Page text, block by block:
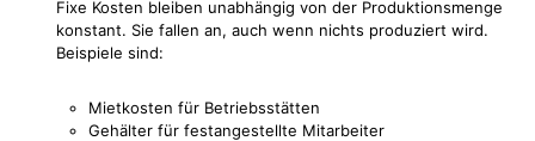
Fixe Kosten bleiben unabhängig von der Produktionsmenge
konstant. Sie fallen an, auch wenn nichts produziert wird.
Beispiele sind:
Mietkosten für Betriebsstätten
Gehälter für festangestellte Mitarbeiter